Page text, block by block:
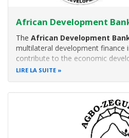
African Development
The African Development
multilateral development finance
contribute to the economic
progress of African countries.
LIRE LA SUITE